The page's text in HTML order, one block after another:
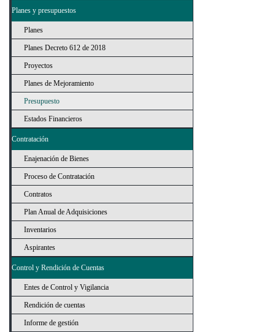
Planes y presupuestos
Planes
Planes Decreto 612 de 2018
Proyectos
Planes de Mejoramiento
Presupuesto
Estados Financieros
Contratación
Enajenación de Bienes
Proceso de Contratación
Contratos
Plan Anual de Adquisiciones
Inventarios
Aspirantes
Control y Rendición de Cuentas
Entes de Control y Vigilancia
Rendición de cuentas
Informe de gestión